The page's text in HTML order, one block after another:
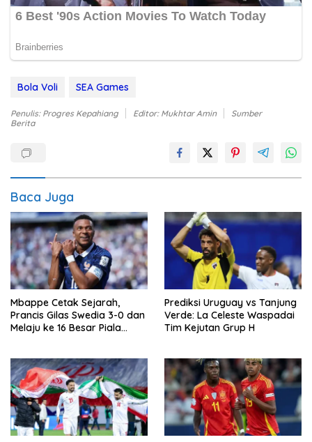
Bola Voli SEA Games
Penulis: Progres Kepahiang Editor: Mukhtar Amin
Sumber
Berita
Baca Juga
Mbappe Cetak Sejarah,
Prancis Gilas Swedia 3-0 dan
Melaju ke 16 Besar Piala
Prediksi Uruguay vs Tanjung
Verde: La Celeste Waspadai
Tim Kejutan Grup H